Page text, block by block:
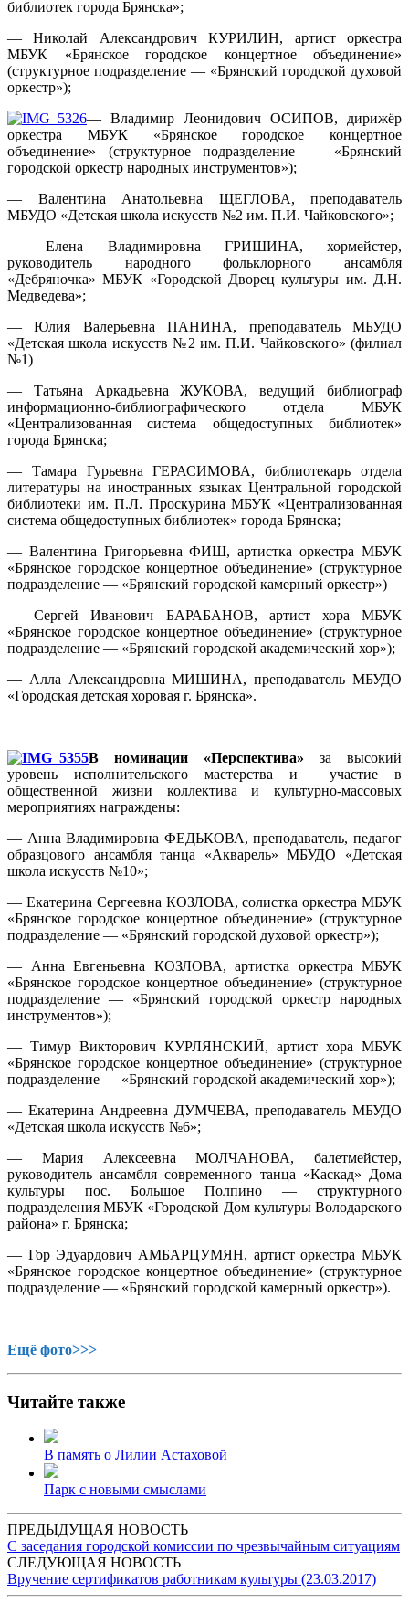
библиотек города Брянска»;
— Николай Александрович КУРИЛИН, артист оркестра
МБУК «Брянское городское концертное объединение»
(структурное подразделение — «Брянский городской духовой
оркестр»);
— Владимир Леонидович ОСИПОВ, дирижёр
оркестра МБУК «Брянское городское концертное
объединение» (структурное подразделение — «Брянский
городской оркестр народных инструментов»);
— Валентина Анатольевна ЩЕГЛОВА, преподаватель
МБУДО «Детская школа искусств №2 им. П.И. Чайковского»;
— Елена Владимировна ГРИШИНА, хормейстер,
руководитель народного фольклорного ансамбля
«Дебряночка» МБУК «Городской Дворец культуры им. Д.Н.
Медведева»;
— Юлия Валерьевна ПАНИНА, преподаватель МБУДО
«Детская школа искусств №2 им. П.И. Чайковского» (филиал
№1)
— Татьяна Аркадьевна ЖУКОВА, ведущий библиограф
информационно-библиографического отдела МБУК
«Централизованная система общедоступных библиотек»
города Брянска;
— Тамара Гурьевна ГЕРАСИМОВА, библиотекарь отдела
литературы на иностранных языках Центральной городской
библиотеки им. П.Л. Проскурина МБУК «Централизованная
система общедоступных библиотек» города Брянска;
— Валентина Григорьевна ФИШ, артистка оркестра МБУК
«Брянское городское концертное объединение» (структурное
подразделение — «Брянский городской камерный оркестр»)
— Сергей Иванович БАРАБАНОВ, артист хора МБУК
«Брянское городское концертное объединение» (структурное
подразделение — «Брянский городской академический хор»);
— Алла Александровна МИШИНА, преподаватель МБУДО
«Городская детская хоровая г. Брянска».
В номинации «Перспектива» за высокий
уровень исполнительского мастерства и участие в
общественной жизни коллектива и культурно-массовых
мероприятиях награждены:
— Анна Владимировна ФЕДЬКОВА, преподаватель, педагог
образцового ансамбля танца «Акварель» МБУДО «Детская
школа искусств №10»;
— Екатерина Сергеевна КОЗЛОВА, солистка оркестра МБУК
«Брянское городское концертное объединение» (структурное
подразделение — «Брянский городской духовой оркестр»);
— Анна Евгеньевна КОЗЛОВА, артистка оркестра МБУК
«Брянское городское концертное объединение» (структурное
подразделение — «Брянский городской оркестр народных
инструментов»);
— Тимур Викторович КУРЛЯНСКИЙ, артист хора МБУК
«Брянское городское концертное объединение» (структурное
подразделение — «Брянский городской академический хор»);
— Екатерина Андреевна ДУМЧЕВА, преподаватель МБУДО
«Детская школа искусств №6»;
— Мария Алексеевна МОЛЧАНОВА, балетмейстер,
руководитель ансамбля современного танца «Каскад» Дома
культуры пос. Большое Полпино — структурного
подразделения МБУК «Городской Дом культуры Володарского
района» г. Брянска;
— Гор Эдуардович АМБАРЦУМЯН, артист оркестра МБУК
«Брянское городское концертное объединение» (структурное
подразделение — «Брянский городской камерный оркестр»).
Ещё фото>>>
Читайте также
В память о Лилии Астаховой
Парк с новыми смыслами
ПРЕДЫДУЩАЯ НОВОСТЬ
С заседания городской комиссии по чрезвычайным ситуациям
СЛЕДУЮЩАЯ НОВОСТЬ
Вручение сертификатов работникам культуры (23.03.2017)